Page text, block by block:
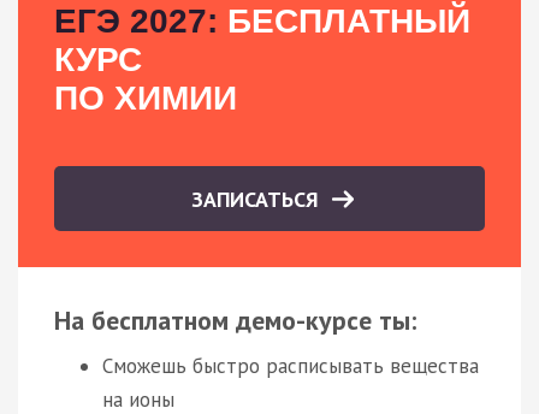
ЕГЭ 2027: БЕСПЛАТНЫЙ
КУРС
ПО ХИМИИ
ЗАПИСАТЬСЯ
На бесплатном демо-курсе ты:
Сможешь быстро расписывать вещества
на ионы